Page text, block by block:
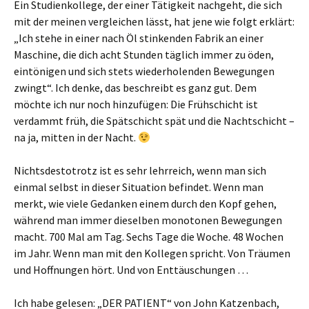
Ein Studienkollege, der einer Tätigkeit nachgeht, die sich
mit der meinen vergleichen lässt, hat jene wie folgt erklärt:
„Ich stehe in einer nach Öl stinkenden Fabrik an einer
Maschine, die dich acht Stunden täglich immer zu öden,
eintönigen und sich stets wiederholenden Bewegungen
zwingt“. Ich denke, das beschreibt es ganz gut. Dem
möchte ich nur noch hinzufügen: Die Frühschicht ist
verdammt früh, die Spätschicht spät und die Nachtschicht –
na ja, mitten in der Nacht.
Nichtsdestotrotz ist es sehr lehrreich, wenn man sich
einmal selbst in dieser Situation befindet. Wenn man
merkt, wie viele Gedanken einem durch den Kopf gehen,
während man immer dieselben monotonen Bewegungen
macht. 700 Mal am Tag. Sechs Tage die Woche. 48 Wochen
im Jahr. Wenn man mit den Kollegen spricht. Von Träumen
und Hoffnungen hört. Und von Enttäuschungen …
Ich habe gelesen: „DER PATIENT“ von John Katzenbach,